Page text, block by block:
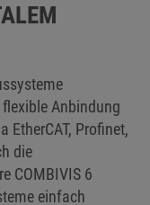
Anbindung
EtherCAT, Profinet,
die
COMBIVIS 6
einfach